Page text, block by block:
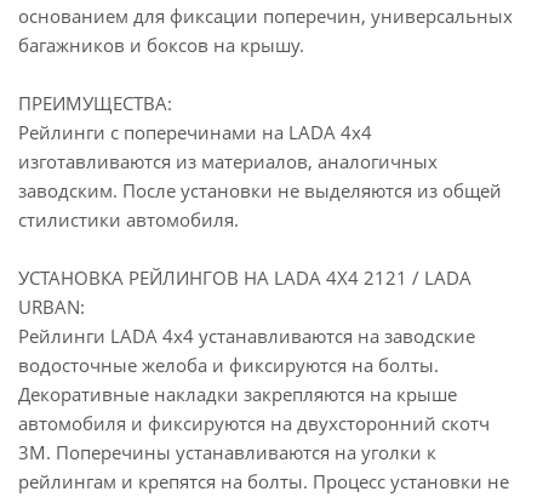
основанием для фиксации поперечин, универсальных
багажников и боксов на крышу.
ПРЕИМУЩЕСТВА:
Рейлинги с поперечинами на LADA 4x4
изготавливаются из материалов, аналогичных
заводским. После установки не выделяются из общей
стилистики автомобиля.
УСТАНОВКА РЕЙЛИНГОВ НА LADA 4X4 2121 / LADA
URBAN:
Рейлинги LADA 4х4 устанавливаются на заводские
водосточные желоба и фиксируются на болты.
Декоративные накладки закрепляются на крыше
автомобиля и фиксируются на двухсторонний скотч
3М. Поперечины устанавливаются на уголки к
рейлингам и крепятся на болты. Процесс установки не